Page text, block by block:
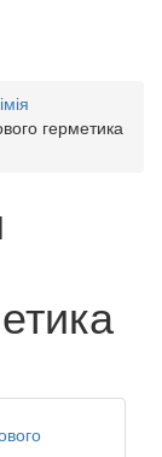
герметика